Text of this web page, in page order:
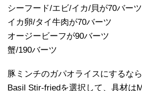
シーフード/エビ/イカ/貝が70バーツ
イカ卵/タイ牛肉が70バーツ
オージービーフが90バーツ
蟹/190バーツ
豚ミンチのガパオライスにするな
Basil Stir-friedを選択して、具材は